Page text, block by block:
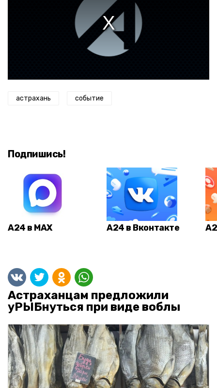
астрахань событие
Подпишись!
А24 в MAX А24 в Вконтакте
Астраханцам предложили
уРЫБнуться при виде воблы